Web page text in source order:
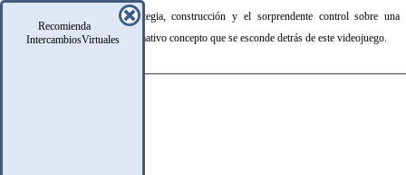
Recomienda
IntercambiosVirtuales
Poderes divinos, estrategia, construcción y el sorprendente control sobre
encantadoras son el llamativo concepto que se esconde detrás de este videojuego.